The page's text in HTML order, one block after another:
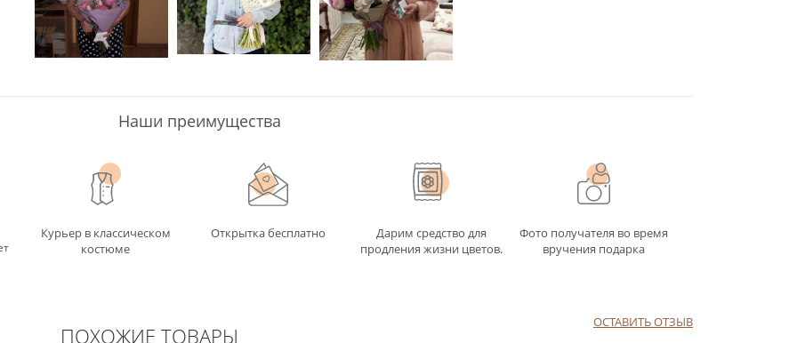
Наши преимущества
Курьер в классическом
костюме
Открытка бесплатно
Дарим средство для
продления жизни цветов.
Фото получателя во время
вручения подарка
ОСТАВИТЬ ОТЗЫВ
ПОХОЖИЕ ТОВАРЫ